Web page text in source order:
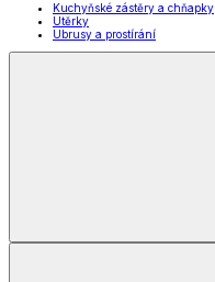
Kuchyňské zástěry a chňapky
Utěrky
Ubrusy a prostírání